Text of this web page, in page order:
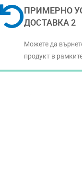
ПРИМЕРНО
ДОСТАВКА 2
Можете да
продукт в